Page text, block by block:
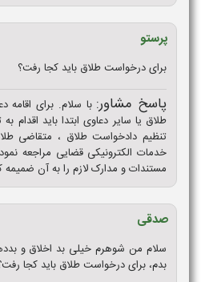
پرستو
برای درخواست طلاق باید کجا رفت؟
پاسخ مشاور: با سلام. برای اقامه
طلاق یا سایر دعاوی ابتدا باید اقدام
تنظیم دادخواست طلاق ، متقاضی
خدمات الکترونیکی قضایی مراجعه
مستندات و مدارک لازم را به آن ضمیمه
صدقی
سلام من شوهرم خیلی بد اخلاق و
بدم، برای درخواست طلاق باید کجا